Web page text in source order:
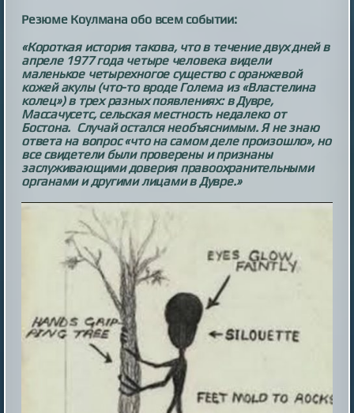
Резюме Коулмана обо всем событии:
«Короткая история такова, что в течение двух дней в
апреле 1977 года четыре человека видели
маленькое четырехногое существо с оранжевой
кожей акулы (что-то вроде Голема из «Властелина
колец») в трех разных появлениях: в Дувре,
Массачусетс, сельская местность недалеко от
Бостона. Случай остался необъяснимым. Я не знаю
ответа на вопрос «что на самом деле произошло», но
все свидетели были проверены и признаны
заслуживающими доверия правоохранительными
органами и другими лицами в Дувре.»